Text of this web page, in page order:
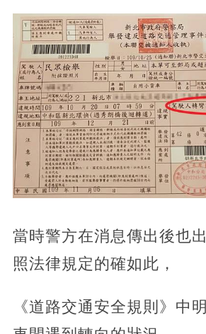
當時警方在消息傳出後也
照法律規定的確如此，
《道路交通安全規則》中